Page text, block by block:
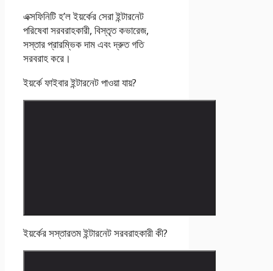
এক্সফিনিটি হ’ল ইয়র্কের সেরা ইন্টারনেট
পরিষেবা সরবরাহকারী, বিস্তৃত কভারেজ,
সস্তার প্রারম্ভিক দাম এবং দ্রুত গতি
সরবরাহ করে।
ইয়র্কে ফাইবার ইন্টারনেট পাওয়া যায়?
ইয়র্কের সস্তারতম ইন্টারনেট সরবরাহকারী কী?